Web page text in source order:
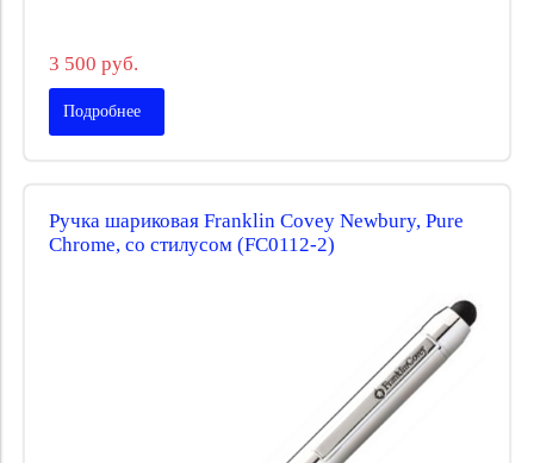
3 500 руб.
Подробнее
Ручка шариковая Franklin Covey Newbury, Pure
Chrome, со стилусом (FC0112-2)